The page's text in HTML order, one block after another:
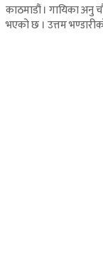
काठमाडौं । गायिका अनु
भएको छ । उत्तम